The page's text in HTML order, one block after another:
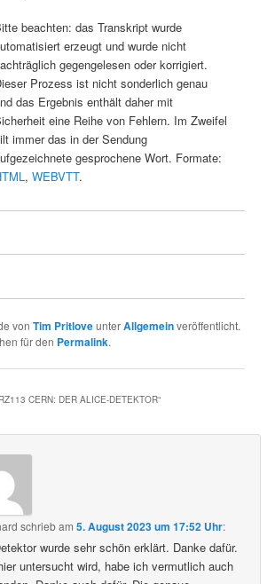
beachten: das Transkript wurde
erzeugt und wurde nicht
gegengelesen oder korrigiert.
Prozess ist nicht sonderlich genau
das Ergebnis enthält daher mit
eine Reihe von Fehlern. Im Zweifel
immer das in der Sendung
gesprochene Wort. Formate:
, WEBVTT.
vonTim PritloveunterAllgemeinveröffentlicht.
für den Permalink.
RZ113 CERN: DER ALICE-DETEKTOR“
schriebam5. August 2023 um 17:52 Uhr:
wurde sehr schön erklärt. Danke dafür.
untersucht wird, habe ich vermutlich auch